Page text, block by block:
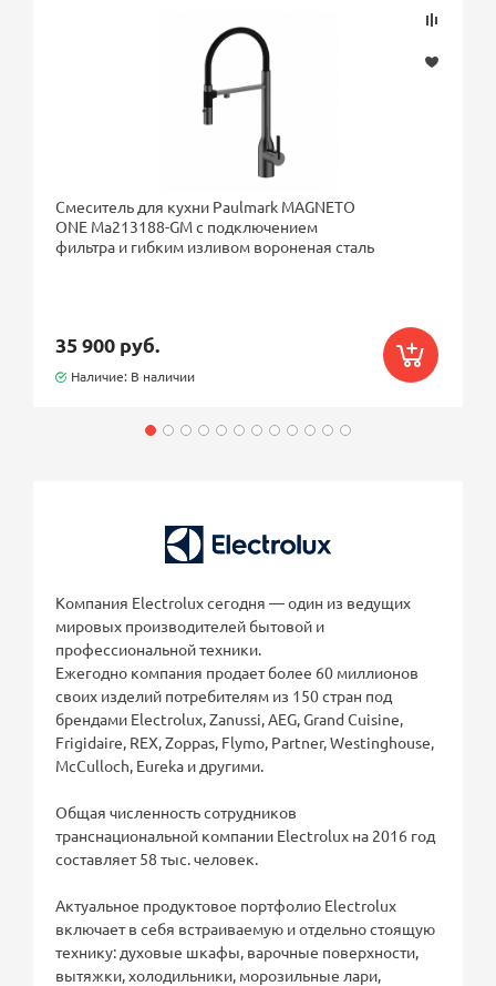
Смеситель для кухни Paulmark MAGNETO
ONE Ma213188-GM с подключением
фильтра и гибким изливом вороненая сталь
35 900 руб.
Наличие: В наличии
Компания Electrolux сегодня — один из ведущих
мировых производителей бытовой и
профессиональной техники.
Ежегодно компания продает более 60 миллионов
своих изделий потребителям из 150 стран под
брендами Electrolux, Zanussi, AEG, Grand Cuisine,
Frigidaire, REX, Zoppas, Flymo, Partner, Westinghouse,
McCulloch, Eureka и другими.
Общая численность сотрудников
транснациональной компании Electrolux на 2016 год
составляет 58 тыс. человек.
Актуальное продуктовое портфолио Electrolux
включает в себя встраиваемую и отдельно стоящую
технику: духовые шкафы, варочные поверхности,
вытяжки, холодильники, морозильные лари,